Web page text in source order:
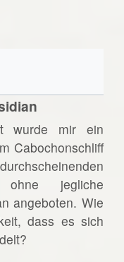
wurde mir ein
Cabochonschliff
ohne jegliche
angeboten. Wie
dass es sich